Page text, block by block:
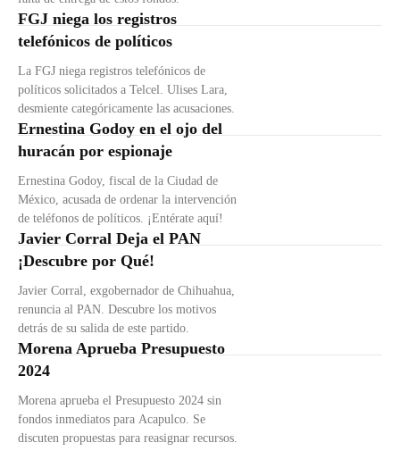
FGJ niega los registros
telefónicos de políticos
La FGJ niega registros telefónicos de
políticos solicitados a Telcel. Ulises Lara,
desmiente categóricamente las acusaciones.
Ernestina Godoy en el ojo del
huracán por espionaje
Ernestina Godoy, fiscal de la Ciudad de
México, acusada de ordenar la intervención
de teléfonos de políticos. ¡Entérate aquí!
Javier Corral Deja el PAN
¡Descubre por Qué!
Javier Corral, exgobernador de Chihuahua,
renuncia al PAN. Descubre los motivos
detrás de su salida de este partido.
Morena Aprueba Presupuesto
2024
Morena aprueba el Presupuesto 2024 sin
fondos inmediatos para Acapulco. Se
discuten propuestas para reasignar recursos.